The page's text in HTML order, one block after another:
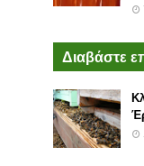
Διαβάστε